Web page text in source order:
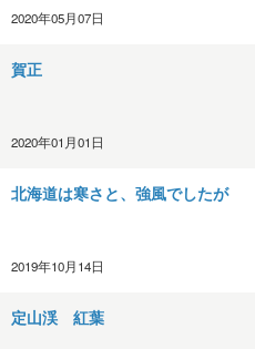
2020年05月07日
賀正
2020年01月01日
北海道は寒さと、強風でしたが
2019年10月14日
定山渓 紅葉